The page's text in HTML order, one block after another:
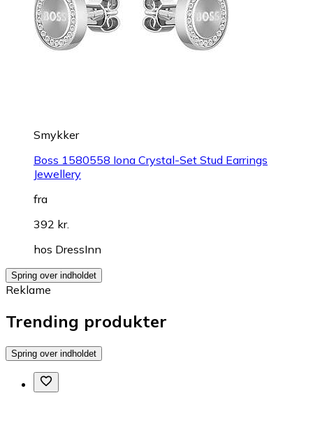
Smykker
Boss 1580558 Iona Crystal-Set Stud Earrings
Jewellery
fra
392 kr.
hos DressInn
Spring over indholdet
Reklame
Trending produkter
Spring over indholdet